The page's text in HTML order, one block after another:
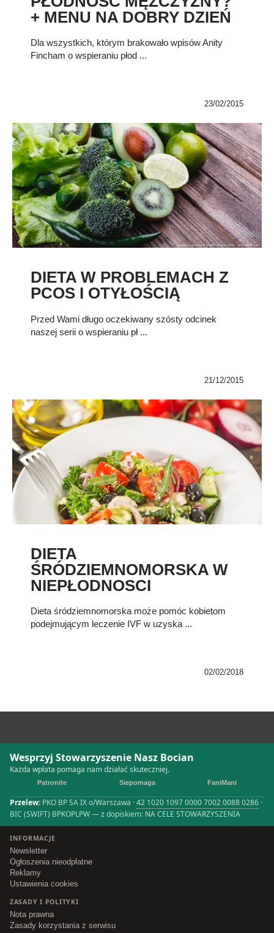
+ MENU NA DOBRY DZIEŃ
Dla wszystkich, którym brakowało wpisów Anity
Fincham o wspieraniu płod ...
23/02/2015
DIETA W PROBLEMACH Z
PCOS I OTYŁOŚCIĄ
Przed Wami długo oczekiwany szósty odcinek
naszej serii o wspieraniu pł ...
21/12/2015
DIETA
ŚRÓDZIEMNOMORSKA W
NIEPŁODNOSCI
Dieta śródziemnomorska może pomóc kobietom
podejmującym leczenie IVF w uzyska ...
02/02/2018
Wesprzyj Stowarzyszenie Nasz Bocian
Każda wpłata pomaga nam działać skuteczniej.
Patronite Siepomaga FaniMani
Przelew: PKO BP SA IX o/Warszawa ·42 1020 1097 0000 7002 0088 0286 ·
BIC (SWIFT) BPKOPLPW — z dopiskiem: NA CELE STOWARZYSZENIA
INFORMACJE
Newsletter
Ogłoszenia nieodpłatne
Reklamy
Ustawienia cookies
ZASADY I POLITYKI
Nota prawna
Zasady korzystania z serwisu